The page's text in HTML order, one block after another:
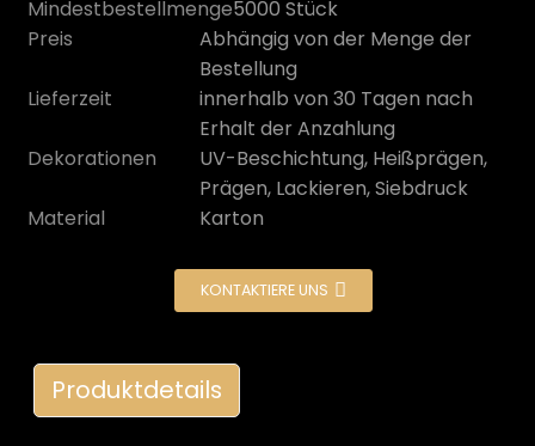
Mindestbestellmenge5000 Stück
Preis
Abhängig von der Menge der
Bestellung
Lieferzeit
innerhalb von 30 Tagen nach
Erhalt der Anzahlung
Dekorationen
UV-Beschichtung, Heißprägen,
Prägen, Lackieren, Siebdruck
Material
Karton
KONTAKTIERE UNS
Produktdetails